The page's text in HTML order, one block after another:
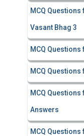
MCQ
Vasant Bhag 3
MCQ
MCQ
MCQ
Answers
MCQ